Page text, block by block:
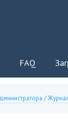
FAQ
/